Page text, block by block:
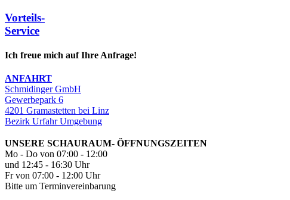
Vorteils-
Service
Ich freue mich auf Ihre Anfrage!
ANFAHRT
Schmidinger GmbH
Gewerbepark 6
4201 Gramastetten bei Linz
Bezirk Urfahr Umgebung
UNSERE SCHAURAUM- ÖFFNUNGSZEITEN
Mo - Do von 07:00 - 12:00
und 12:45 - 16:30 Uhr
Fr von 07:00 - 12:00 Uhr
Bitte um Terminvereinbarung